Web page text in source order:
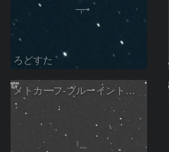
ろどすた
メトカーフ-ブルーイントン彗星(97P)：2021/11/03